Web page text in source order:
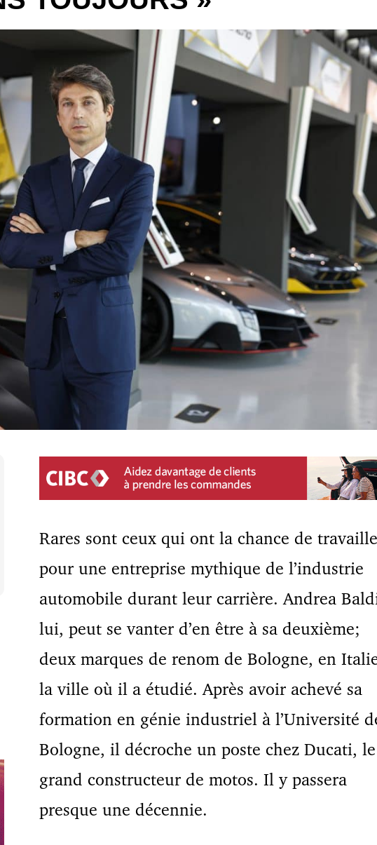
Rares sont ceux qui ont la chance de
pour une entreprise mythique de l’industrie
automobile durant leur carrière. Andrea
lui, peut se vanter d’en être à sa deuxième;
deux marques de renom de Bologne, en
la ville où il a étudié. Après avoir achevé sa
formation en génie industriel à l’Université
Bologne, il décroche un poste chez Ducati, le
grand constructeur de motos. Il y passera
presque une décennie.